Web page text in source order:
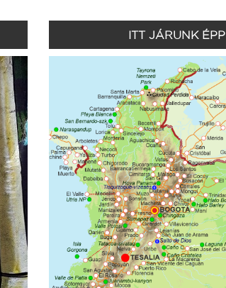
ITT JÁRUNK ÉPP